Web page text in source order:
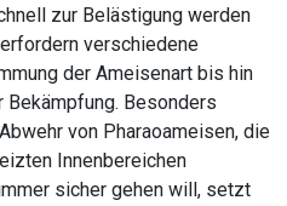
zur Belästigung werden
verschiedene
der Ameisenart bis hin
Besonders
von Pharaoameisen, die
Innenbereichen
sicher gehen will, setzt